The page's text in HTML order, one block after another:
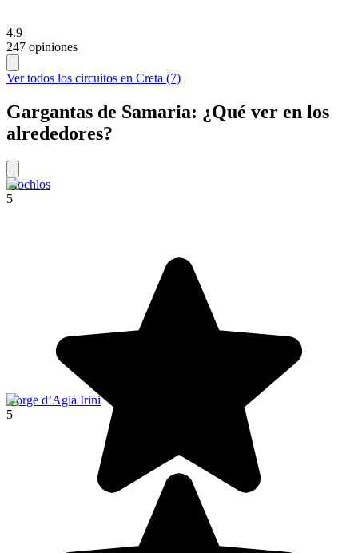
4.9
247 opiniones
Ver todos los circuitos en Creta (7)
Gargantas de Samaria: ¿Qué ver en los
alrededores?
Mochlos
5
Gorge d’Agia Irini
5